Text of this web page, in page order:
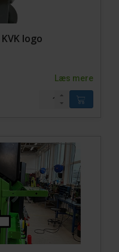
logo
Læs mere